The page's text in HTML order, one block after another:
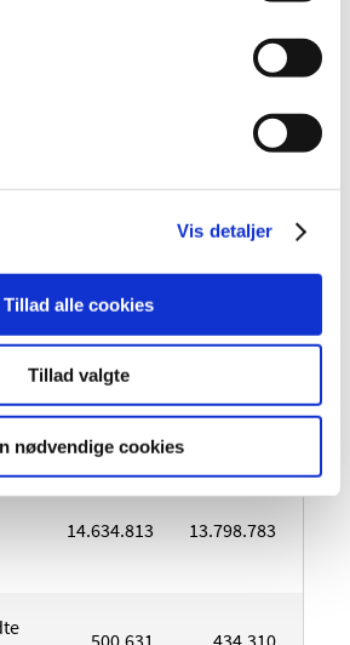
Vis detaljer
Tillad alle cookies
Tillad valgte
nødvendige cookies
775.727
2012 2013
14.634.813 13.798.783
500.631 434.310